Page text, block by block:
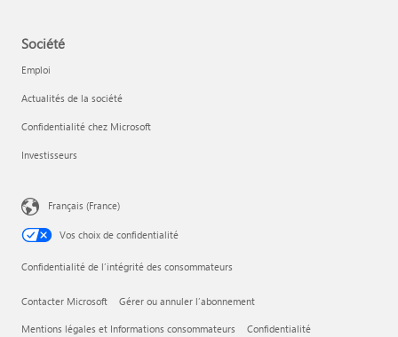
Société
Emploi
Actualités de la société
Confidentialité chez Microsoft
Investisseurs
Français (France)
Vos choix de confidentialité
Confidentialité de l’intégrité des consommateurs
Contacter Microsoft Gérer ou annuler l’abonnement
Mentions légales et Informations consommateurs Confidentialité